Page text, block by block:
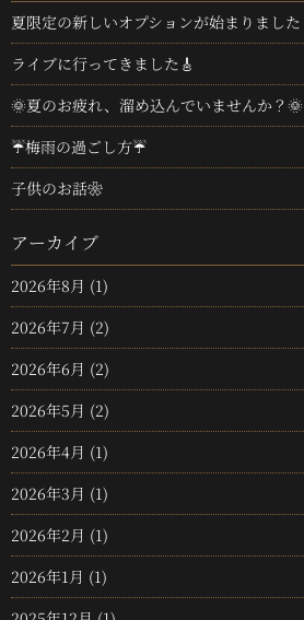
夏限定の新しいオプションが始まりました
ライブに行ってきました🎸
🌞夏のお疲れ、溜め込んでいませんか？🌞
☔梅雨の過ごし方☔
子供のお話❀
アーカイブ
2026年8月 (1)
2026年7月 (2)
2026年6月 (2)
2026年5月 (2)
2026年4月 (1)
2026年3月 (1)
2026年2月 (1)
2026年1月 (1)